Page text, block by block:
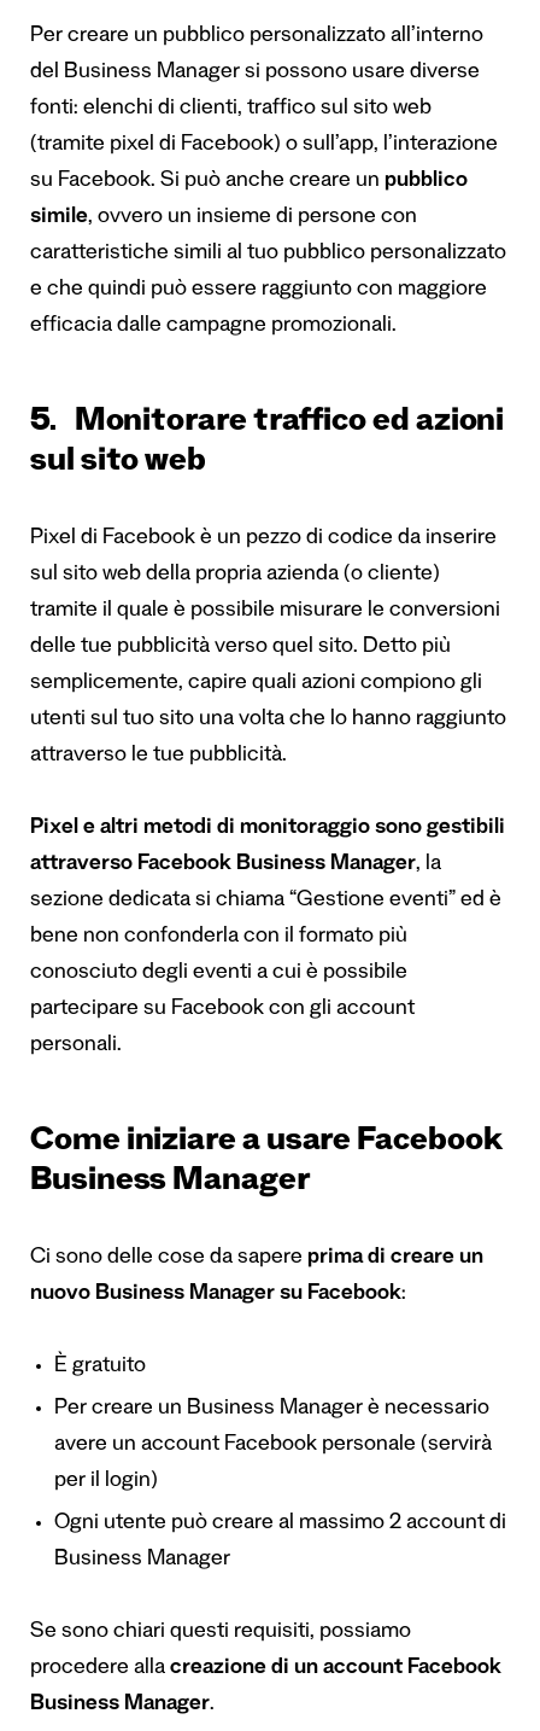
Per creare un pubblico personalizzato all’interno
del Business Manager si possono usare diverse
fonti: elenchi di clienti, traffico sul sito web
(tramite pixel di Facebook) o sull’app, l’interazione
su Facebook. Si può anche creare un pubblico
simile, ovvero un insieme di persone con
caratteristiche simili al tuo pubblico personalizzato
e che quindi può essere raggiunto con maggiore
efficacia dalle campagne promozionali.
5. Monitorare traffico ed azioni
sul sito web
Pixel di Facebook è un pezzo di codice da inserire
sul sito web della propria azienda (o cliente)
tramite il quale è possibile misurare le conversioni
delle tue pubblicità verso quel sito. Detto più
semplicemente, capire quali azioni compiono gli
utenti sul tuo sito una volta che lo hanno raggiunto
attraverso le tue pubblicità.
Pixel e altri metodi di monitoraggio sono gestibili
attraverso Facebook Business Manager, la
sezione dedicata si chiama “Gestione eventi” ed è
bene non confonderla con il formato più
conosciuto degli eventi a cui è possibile
partecipare su Facebook con gli account
personali.
Come iniziare a usare Facebook
Business Manager
Ci sono delle cose da sapere prima di creare un
nuovo Business Manager su Facebook:
È gratuito
Per creare un Business Manager è necessario
avere un account Facebook personale (servirà
per il login)
Ogni utente può creare al massimo 2 account di
Business Manager
Se sono chiari questi requisiti, possiamo
procedere alla creazione di un account Facebook
Business Manager.